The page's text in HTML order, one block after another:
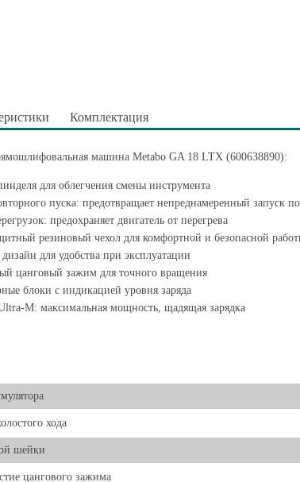
Комплектация
машина Metabo GA 18 LTX (600638890):
для облегчения смены инструмента
пуска: предотвращает непреднамеренный запуск
предохраняет двигатель от перегрева
резиновый чехол для комфортной и безопасной
для удобства при эксплуатации
цанговый зажим для точного вращения
блоки с индикацией уровня заряда
M: максимальная мощность, щадящая зарядка
хода
шейки
цангового зажима